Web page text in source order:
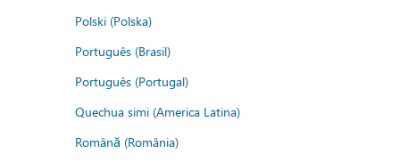
Polski (Polska)
Português (Brasil)
Português (Portugal)
Quechua simi (America Latina)
Română (România)